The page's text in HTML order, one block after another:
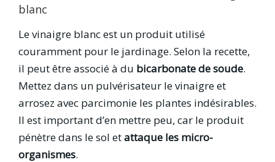
blanc
Le vinaigre blanc est un produit utilisé
couramment pour le jardinage. Selon la recette,
il peut être associé à du bicarbonate de soude.
Mettez dans un pulvérisateur le vinaigre et
arrosez avec parcimonie les plantes indésirables.
Il est important d’en mettre peu, car le produit
pénètre dans le sol etattaque les micro-
organismes.